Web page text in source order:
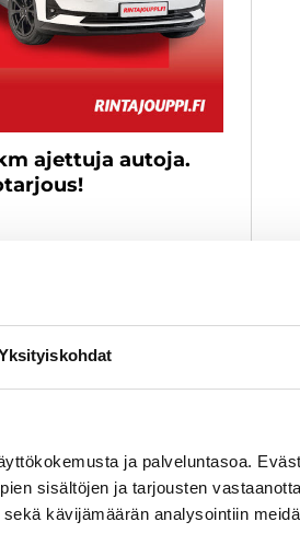
ja palveluntasoa.
sisältöjen ja tarjousten
kävijämäärän analysointiin
ajettuja autoja.